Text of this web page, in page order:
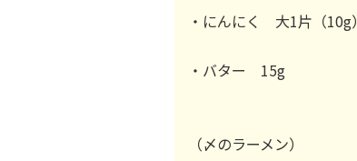
・にんにく 大1片（10g）
・バター 15g
（〆のラーメン）